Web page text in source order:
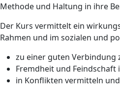
Methode und Haltung in ihre
Der Kurs vermittelt ein
Rahmen und im sozialen und
zu einer guten Verbindung
Fremdheit und
in Konflikten vermitteln